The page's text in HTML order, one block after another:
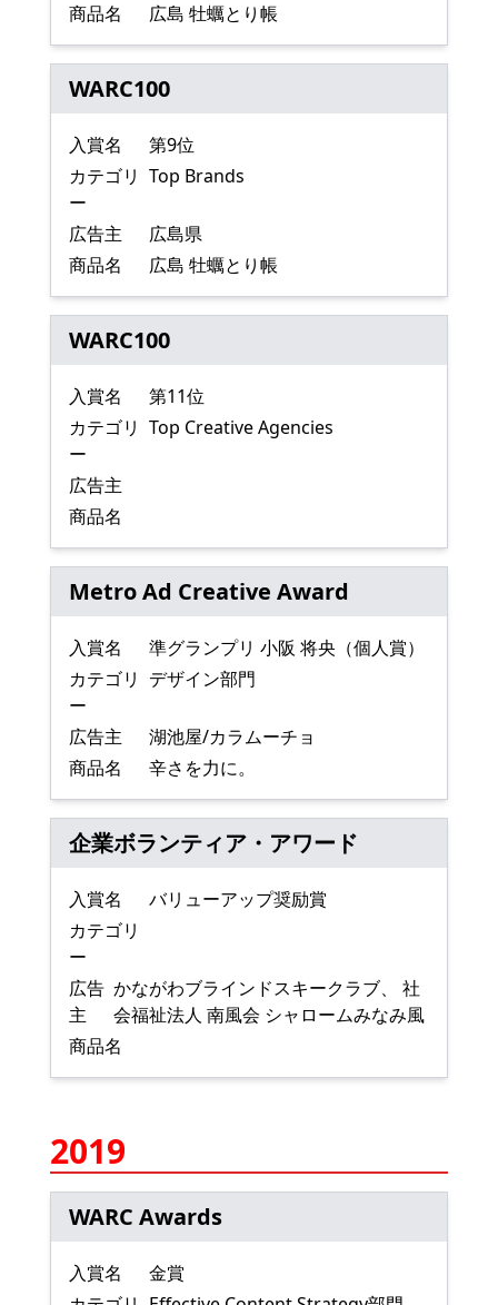
商品名
広島 牡蠣とり帳
WARC100
入賞名
第9位
カテゴリ
ー
Top Brands
広告主
広島県
商品名
広島 牡蠣とり帳
WARC100
入賞名
第11位
カテゴリ
ー
Top Creative Agencies
広告主
商品名
Metro Ad Creative Award
入賞名
準グランプリ 小阪 将央（個人賞）
カテゴリ
ー
デザイン部門
広告主
湖池屋/カラムーチョ
商品名
辛さを力に。
企業ボランティア・アワード
入賞名
バリューアップ奨励賞
カテゴリ
ー
広告
主
かながわブラインドスキークラブ、 社
会福祉法人 南風会 シャロームみなみ風
商品名
2019
WARC Awards
入賞名
金賞